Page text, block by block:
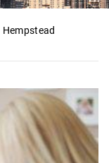
Hempstead